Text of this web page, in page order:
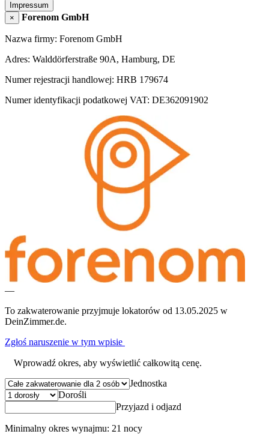
Impressum
×
Forenom GmbH
Nazwa firmy: Forenom GmbH
Adres: Walddörferstraße 90A, Hamburg, DE
Numer rejestracji handlowej: HRB 179674
Numer identyfikacji podatkowej VAT: DE362091902
—
To zakwaterowanie przyjmuje lokatorów od 13.05.2025 w
DeinZimmer.de.
Zgłoś naruszenie w tym wpisie
Wprowadź okres, aby wyświetlić całkowitą cenę.
Jednostka
Dorośli
Przyjazd i odjazd
Minimalny okres wynajmu: 21 nocy